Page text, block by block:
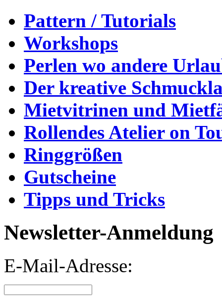
Pattern / Tutorials
Workshops
Perlen wo andere
Der kreative
Mietvitrinen und
Rollendes Atelier on
Ringgrößen
Gutscheine
Tipps und Tricks
Newsletter-Anmeldung
E-Mail-Adresse: